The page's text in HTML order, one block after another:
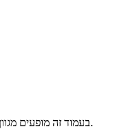
בעמוד זה מופעים מגוון של תמונות ובאנרים של וינס לכל מטרה.